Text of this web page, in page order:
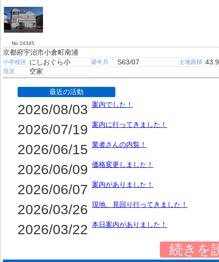
No 24345
京都府宇治市小倉町南浦
小学校区 にしおぐら小 築年月 S63/07 土地面積
現況 空家
最近の活動
2026/08/03 案内でした！
2026/07/19 案内に行ってきました！
2026/06/15 業者さんの内覧！
2026/06/09 価格変更しました！
2026/06/07 案内がありました！
2026/03/26 現地、見回り行ってきました！
2026/03/22 本日案内がありました！
続きを